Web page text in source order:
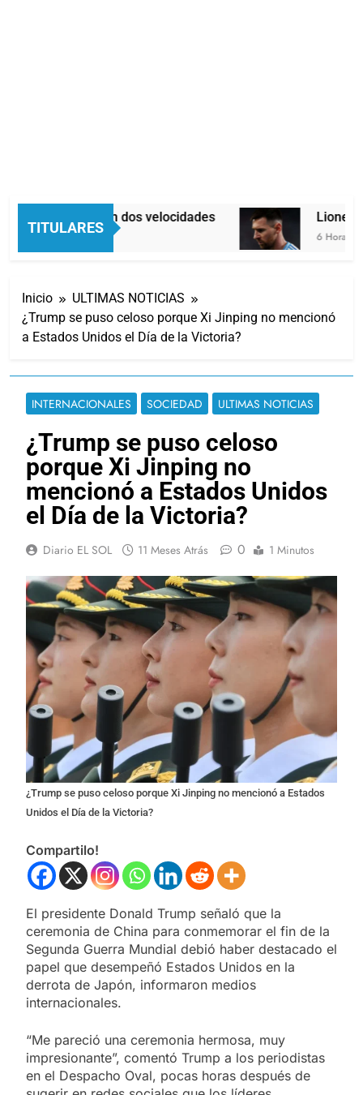
TITULARES
Economía en dos velocidades
5 Horas Atrás
Lionel
6 Horas
Inicio
ULTIMAS NOTICIAS
¿Trump se puso celoso porque Xi Jinping no mencionó
a Estados Unidos el Día de la Victoria?
INTERNACIONALES SOCIEDAD ULTIMAS NOTICIAS
¿Trump se puso celoso
porque Xi Jinping no
mencionó a Estados Unidos
el Día de la Victoria?
Diario EL SOL 11 Meses Atrás 0 1 Minutos
¿Trump se puso celoso porque Xi Jinping no mencionó a Estados
Unidos el Día de la Victoria?
Compartilo!
El presidente Donald Trump señaló que la
ceremonia de China para conmemorar el fin de la
Segunda Guerra Mundial debió haber destacado el
papel que desempeñó Estados Unidos en la
derrota de Japón, informaron medios
internacionales.
“Me pareció una ceremonia hermosa, muy
impresionante”, comentó Trump a los periodistas
en el Despacho Oval, pocas horas después de